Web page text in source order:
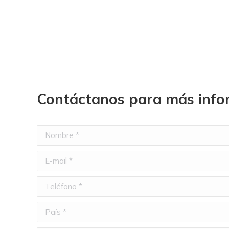
Contáctanos para más
Nombre *
E-mail *
Teléfono *
País *